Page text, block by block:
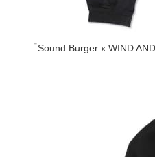
「Sound Burger x WIND